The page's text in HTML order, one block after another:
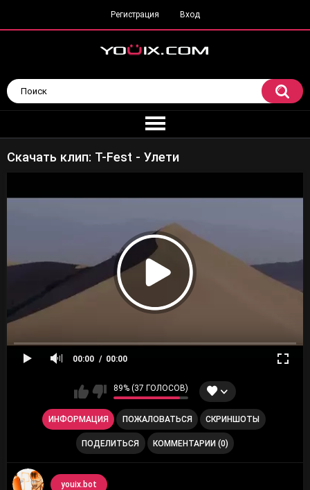
Регистрация Вход
Скачать клип: T-Fest - Улети
00:00 00:00
89% (37 ГОЛОСОВ)
ИНФОРМАЦИЯ ПОЖАЛОВАТЬСЯ СКРИНШОТЫ
ПОДЕЛИТЬСЯ КОММЕНТАРИИ (0)
youix.bot